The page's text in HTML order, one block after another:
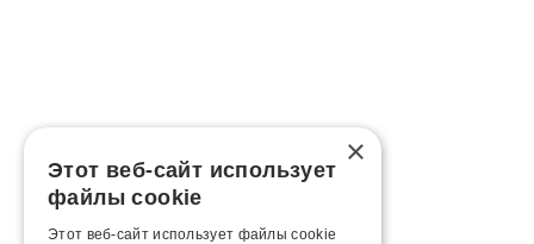
×
Этот веб-сайт использует
файлы cookie
Этот веб-сайт использует файлы cookie